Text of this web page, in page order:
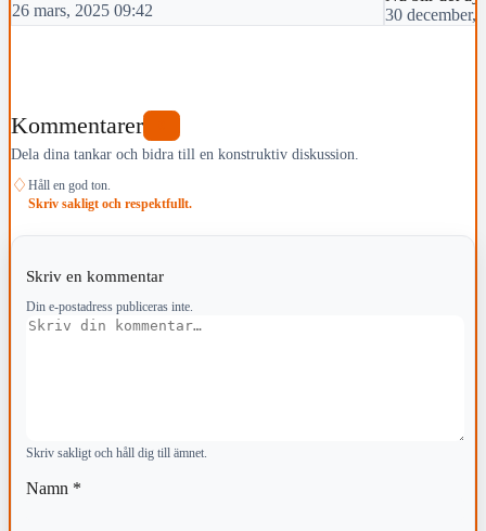
26 mars, 2025 09:42
30 december,
Kommentarer
Dela dina tankar och bidra till en konstruktiv diskussion.
♢ Håll en god ton.
Skriv sakligt och respektfullt.
Skriv en kommentar
Din e-postadress publiceras inte.
Kommentar
Skriv sakligt och håll dig till ämnet.
Namn *